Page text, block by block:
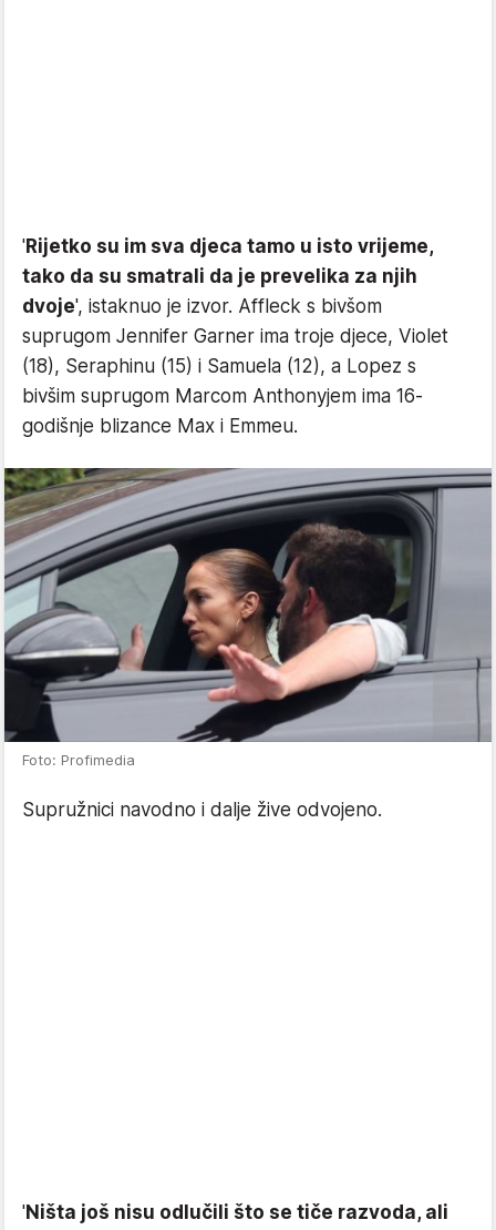
'Rijetko su im sva djeca tamo u isto vrijeme,
tako da su smatrali da je prevelika za njih
dvoje', istaknuo je izvor. Affleck s bivšom
suprugom Jennifer Garner ima troje djece, Violet
(18), Seraphinu (15) i Samuela (12), a Lopez s
bivšim suprugom Marcom Anthonyjem ima 16-
godišnje blizance Max i Emmeu.
Foto: Profimedia
Supružnici navodno i dalje žive odvojeno.
'Ništa još nisu odlučili što se tiče razvoda, ali